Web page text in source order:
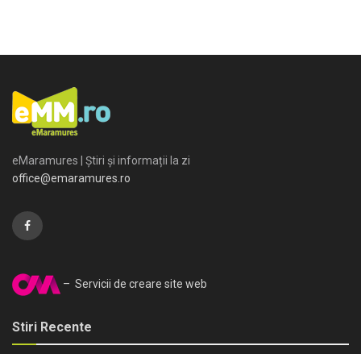
eMaramures | Știri și informații la zi
office@emaramures.ro
– Servicii de creare site web
Stiri Recente